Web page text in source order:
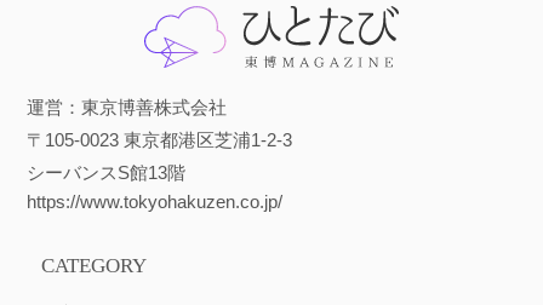
運営：東京博善株式会社
〒105-0023 東京都港区芝浦1-2-3
シーバンスS館13階
https://www.tokyohakuzen.co.jp/
CATEGORY